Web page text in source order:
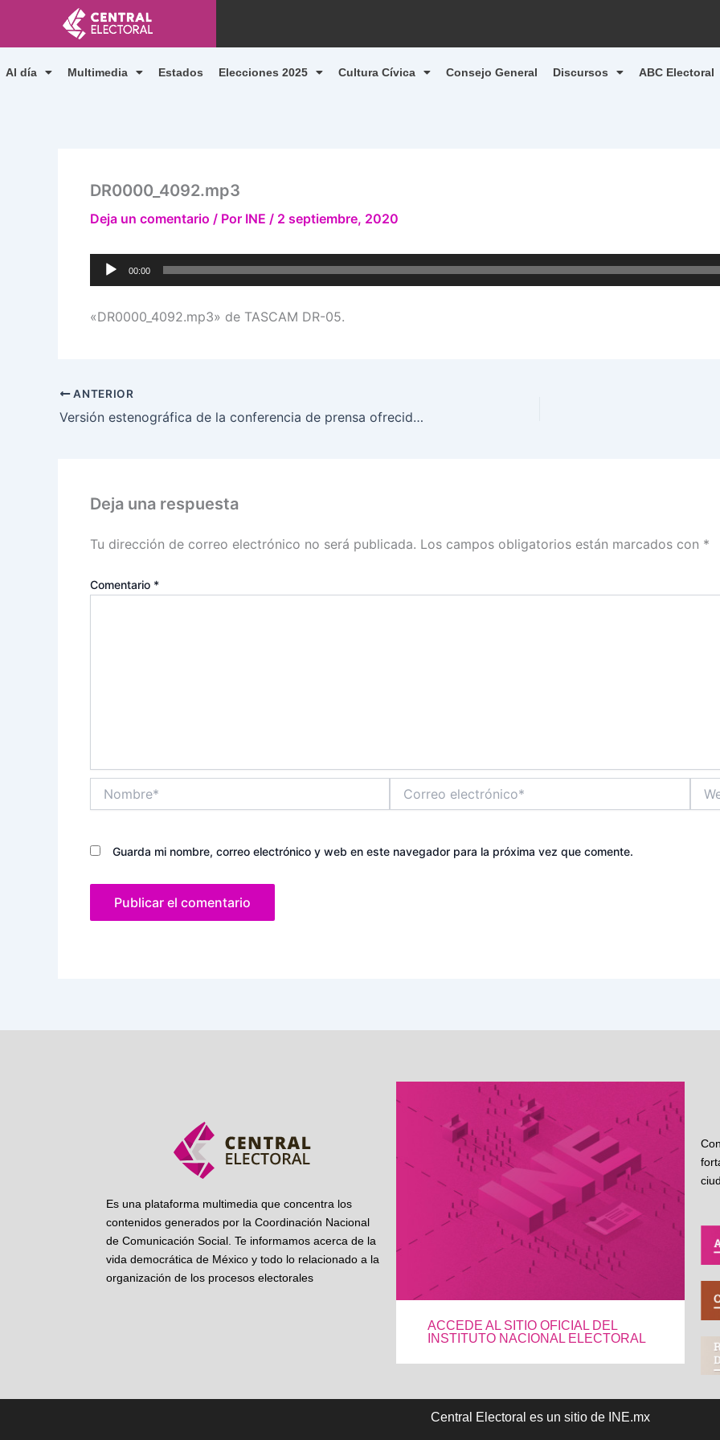
contenido
Al día Multimedia Estados Elecciones 2025 Cultura Cívica Consejo General Discursos ABC Electoral
DR0000_4092.mp3
Deja un comentario / Por INE / 2 septiembre, 2020
Reproductor
de
00:00
«DR0000_4092.mp3» de TASCAM DR-05.
ANTERIOR
Versión estenográfica de la conferencia de prensa ofrecida la Consejera Norma de la Cruz, Presidenta de la Comisión Temporal de Vinculación con Mexicanos en el Extranjero y Análisis de las modalidades de su voto
Deja una respuesta
Tu dirección de correo electrónico no será publicada. Los campos obligatorios están marcados con *
Comentario *
electrónico*
Guarda mi nombre, correo electrónico y web en este navegador para la próxima vez que comente.
Es una plataforma multimedia que concentra los
contenidos generados por la Coordinación Nacional
de Comunicación Social. Te informamos acerca de la
vida democrática de México y todo lo relacionado a la
organización de los procesos electorales
ACCEDE AL SITIO OFICIAL DEL
INSTITUTO NACIONAL ELECTORAL
Central Electoral es un sitio de INE.mx